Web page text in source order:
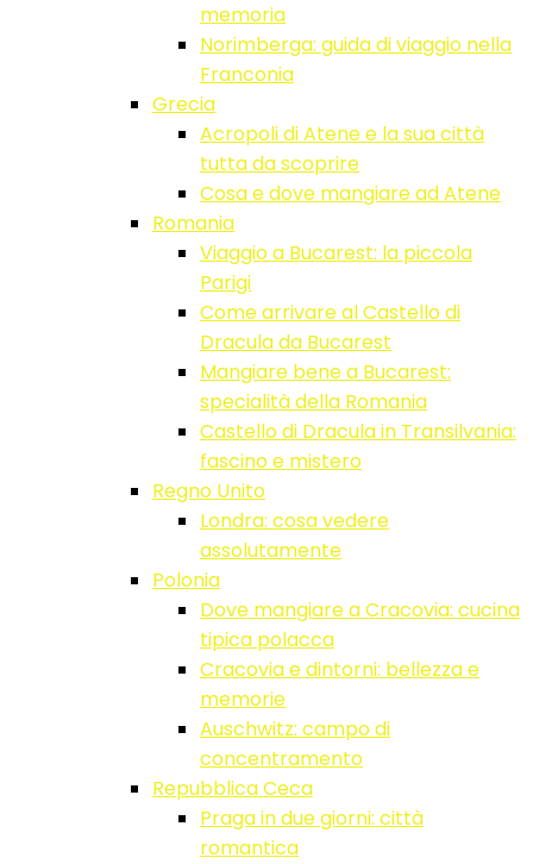
memoria
Norimberga: guida di viaggio nella
Franconia
Grecia
Acropoli di Atene e la sua città
tutta da scoprire
Cosa e dove mangiare ad Atene
Romania
Viaggio a Bucarest: la piccola
Parigi
Come arrivare al Castello di
Dracula da Bucarest
Mangiare bene a Bucarest:
specialità della Romania
Castello di Dracula in Transilvania:
fascino e mistero
Regno Unito
Londra: cosa vedere
assolutamente
Polonia
Dove mangiare a Cracovia: cucina
tipica polacca
Cracovia e dintorni: bellezza e
memorie
Auschwitz: campo di
concentramento
Repubblica Ceca
Praga in due giorni: città
romantica